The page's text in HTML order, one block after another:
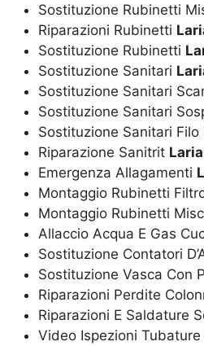
Sostituzione Rubinetti
Riparazioni Rubinetti
Sostituzione Rubinetti
Sostituzione Sanitari
Sostituzione Sanitari
Sostituzione Sanitari
Sostituzione Sanitari Filo
Riparazione Sanitrit
Emergenza Allagamenti
Montaggio Rubinetti
Montaggio Rubinetti
Allaccio Acqua E Gas
Sostituzione Contatori
Sostituzione Vasca Con
Riparazioni Perdite
Riparazioni E Saldature
Video Ispezioni Tubature